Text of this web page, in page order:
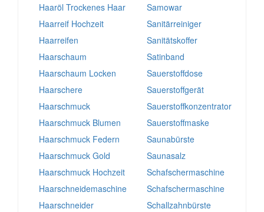
Haaröl Trockenes Haar
Haarreif Hochzeit
Haarreifen
Haarschaum
Haarschaum Locken
Haarschere
Haarschmuck
Haarschmuck Blumen
Haarschmuck Federn
Haarschmuck Gold
Haarschmuck Hochzeit
Haarschneidemaschine
Haarschneider
Samowar
Sanitärreiniger
Sanitätskoffer
Satinband
Sauerstoffdose
Sauerstoffgerät
Sauerstoffkonzentrator
Sauerstoffmaske
Saunabürste
Saunasalz
Schafschermaschine
Schafschermaschine
Schallzahnbürste